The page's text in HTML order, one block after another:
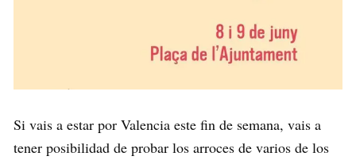
Si vais a estar por Valencia este fin de semana, vais a
tener posibilidad de probar los arroces de varios de los